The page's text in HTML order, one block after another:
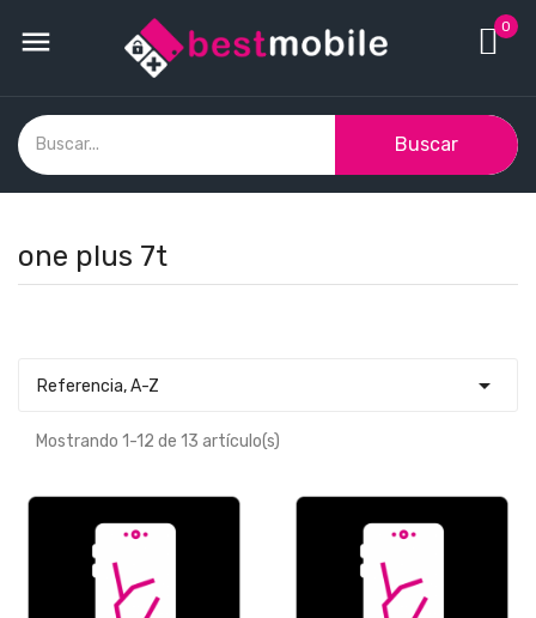
 0
Buscar
one plus 7t
Referencia, A-Z 
Mostrando 1-12 de 13 artículo(s)